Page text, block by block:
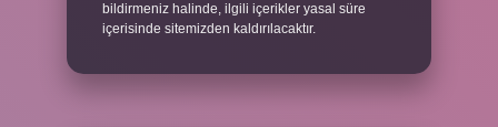
bildirmeniz halinde, ilgili içerikler yasal süre
içerisinde sitemizden kaldırılacaktır.